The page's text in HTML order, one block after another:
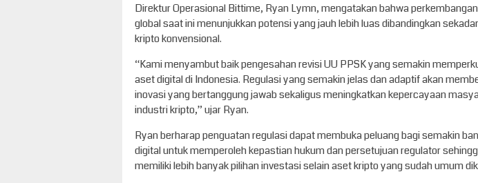
Direktur Operasional Bittime, Ryan Lymn, mengatakan bahwa
global saat ini menunjukkan potensi yang jauh lebih luas dibandingkan
kripto konvensional.
“Kami menyambut baik pengesahan revisi UU PPSK yang semakin
aset digital di Indonesia. Regulasi yang semakin jelas dan adaptif akan
inovasi yang bertanggung jawab sekaligus meningkatkan kepercayaan
industri kripto,” ujar Ryan.
Ryan berharap penguatan regulasi dapat membuka peluang bagi semakin
digital untuk memperoleh kepastian hukum dan persetujuan regulator
memiliki lebih banyak pilihan investasi selain aset kripto yang sudah umum